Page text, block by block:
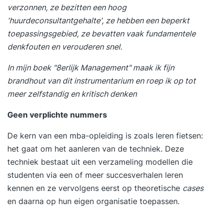
verzonnen, ze bezitten een hoog
'huurdeconsultantgehalte', ze hebben een beperkt
toepassingsgebied, ze bevatten vaak fundamentele
denkfouten en verouderen snel.
In mijn boek "8erlijk Management" maak ik fijn
brandhout van dit instrumentarium en roep ik op tot
meer zelfstandig en kritisch denken
Geen verplichte nummers
De kern van een mba-opleiding is zoals leren fietsen:
het gaat om het aanleren van de techniek. Deze
techniek bestaat uit een verzameling modellen die
studenten via een of meer succesverhalen leren
kennen en ze vervolgens eerst op theoretische cases
en daarna op hun eigen organisatie toepassen.